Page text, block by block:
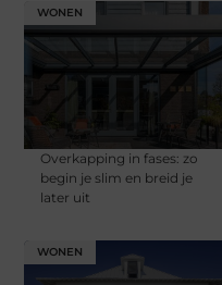
WONEN
Overkapping in fases: zo
begin je slim en breid je
later uit
WONEN